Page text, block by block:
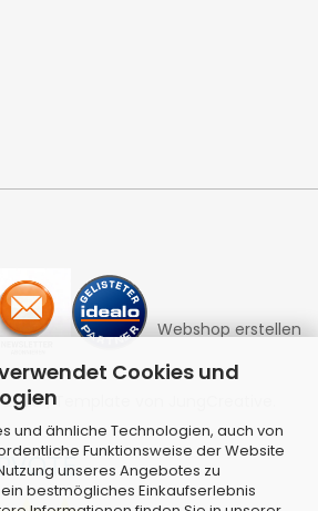
Cookies und
und ähnliche Technologien, auch von
Funktionsweise der Website
unseres Angebotes zu
bestmögliches Einkaufserlebnis
Webshop erstellen
| Template von